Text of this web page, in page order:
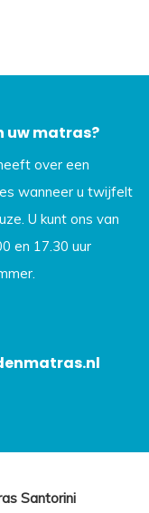
uw matras?
over een
wanneer u twijfelt
U kunt ons van
en 17.30 uur
Santorini